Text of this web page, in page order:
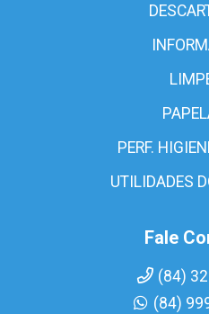
PERF.
UTILIDADES
Fale
(84)
(84)